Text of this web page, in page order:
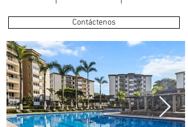
Contáctenos